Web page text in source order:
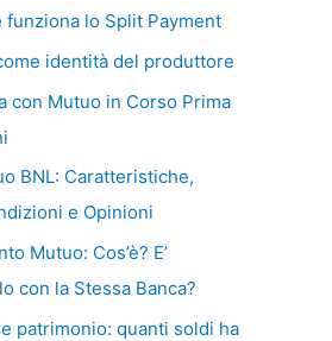
funziona lo Split Payment
identità del produttore
con Mutuo in Corso Prima
BNL: Caratteristiche,
e Opinioni
Mutuo: Cos’è? E’
con la Stessa Banca?
patrimonio: quanti soldi ha